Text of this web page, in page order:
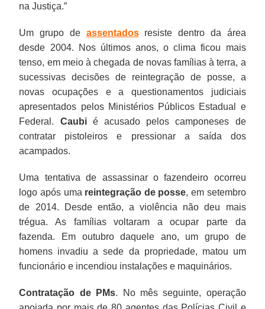
na Justiça.”
Um grupo de assentadosresiste dentro da área
desde 2004. Nos últimos anos, o clima ficou mais
tenso, em meio à chegada de novas famílias à terra, a
sucessivas decisões de reintegração de posse, a
novas ocupações e a questionamentos judiciais
apresentados pelos Ministérios Públicos Estadual e
Federal. Caubié acusado pelos camponeses de
contratar pistoleiros e pressionar a saída dos
acampados.
Uma tentativa de assassinar o fazendeiro ocorreu
logo após uma reintegração de posse, em setembro
de 2014. Desde então, a violência não deu mais
trégua. As famílias voltaram a ocupar parte da
fazenda. Em outubro daquele ano, um grupo de
homens invadiu a sede da propriedade, matou um
funcionário e incendiou instalações e maquinários.
Contratação de PMs. No mês seguinte, operação